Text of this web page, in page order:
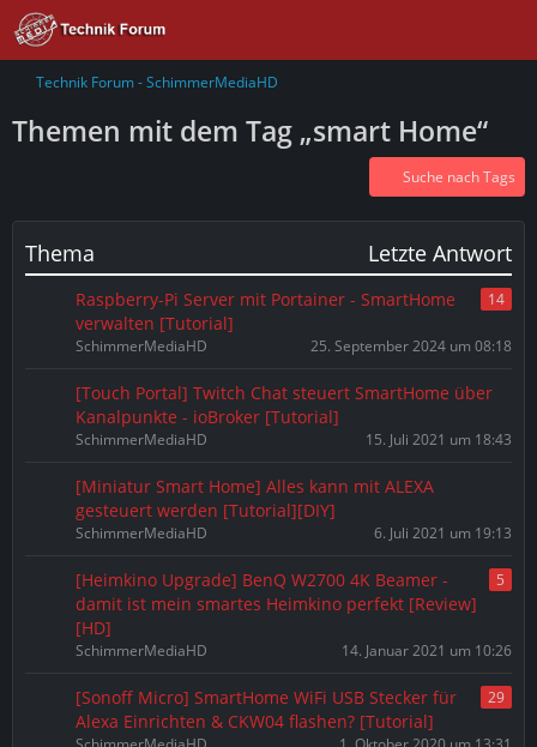
Technik Forum - SchimmerMediaHD
Themen mit dem Tag „smart Home“
Suche nach Tags
Thema Letzte Antwort
Raspberry-Pi Server mit Portainer - SmartHome
verwalten [Tutorial]
14
SchimmerMediaHD 25. September 2024 um 08:18
[Touch Portal] Twitch Chat steuert SmartHome über
Kanalpunkte - ioBroker [Tutorial]
SchimmerMediaHD 15. Juli 2021 um 18:43
[Miniatur Smart Home] Alles kann mit ALEXA
gesteuert werden [Tutorial][DIY]
SchimmerMediaHD 6. Juli 2021 um 19:13
[Heimkino Upgrade] BenQ W2700 4K Beamer -
damit ist mein smartes Heimkino perfekt [Review]
[HD]
5
SchimmerMediaHD 14. Januar 2021 um 10:26
[Sonoff Micro] SmartHome WiFi USB Stecker für
Alexa Einrichten & CKW04 flashen? [Tutorial]
29